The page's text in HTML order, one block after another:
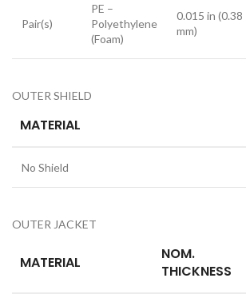
Pair(s)
PE –
Polyethylene
(Foam)
0.015 in (0.38
mm)
OUTER SHIELD
MATERIAL
No Shield
OUTER JACKET
MATERIAL
NOM.
THICKNESS